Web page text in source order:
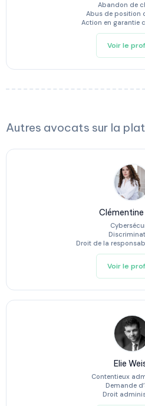
Abandon de
Abus de position
Action en garantie
Voir le
Autres avocats sur la
Droit de la
Voir le
Elie
Contentieux
Demande
Droit